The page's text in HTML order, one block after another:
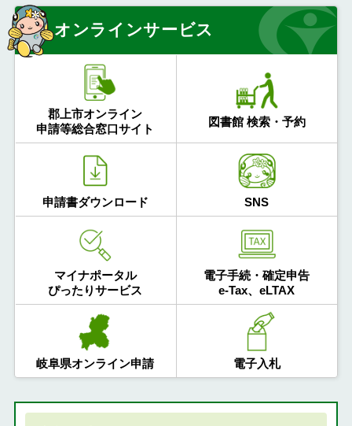
オンラインサービス
郡上市オンライン
申請等総合窓口サイト
図書館 検索・予約
申請書ダウンロード SNS
マイナポータル
ぴったりサービス
電子手続・確定申告
e-Tax、eLTAX
岐阜県オンライン申請 電子入札